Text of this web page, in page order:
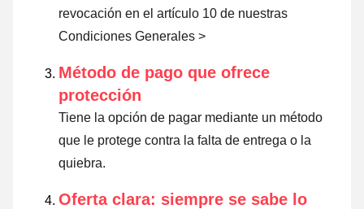
revocación en el artículo 10 de nuestras
Condiciones Generales >
Método de pago que ofrece
protección
Tiene la opción de pagar mediante un método
que le protege contra la falta de entrega o la
quiebra.
Oferta clara: siempre se sabe lo